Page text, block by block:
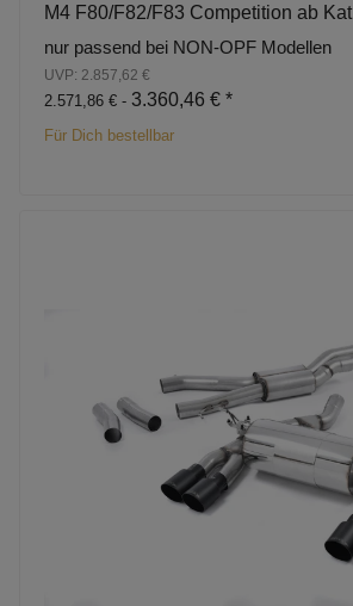
M4 F80/F82/F83 Competition ab Kat
nur passend bei NON-OPF Modellen
UVP: 2.857,62 €
2.571,86 € - 3.360,46 € *
Für Dich bestellbar